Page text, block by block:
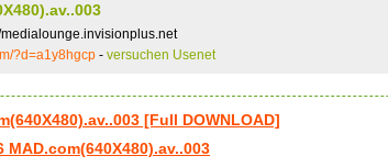
?d=a1y8hgcp - versuchen Usenet
[Full DOWNLOAD]